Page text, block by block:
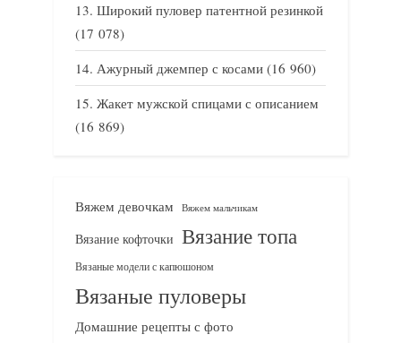
Широкий пуловер патентной резинкой
(17 078)
Ажурный джемпер с косами (16 960)
Жакет мужской спицами с описанием
(16 869)
Вяжем девочкам Вяжем мальчикам
Вязание кофточки Вязание топа
Вязаные модели с капюшоном
Вязаные пуловеры
Домашние рецепты с фото